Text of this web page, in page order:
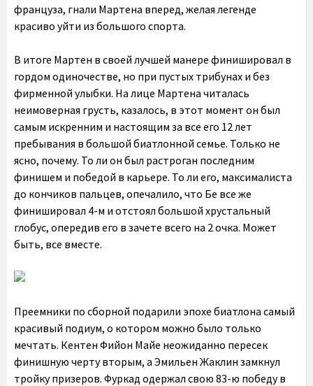
француза, гнали Мартена вперед, желая легенде
красиво уйти из большого спорта.
В итоге Мартен в своей лучшей манере финишировал в
гордом одиночестве, но при пустых трибунах и без
фирменной улыбки. На лице Мартена читалась
неимоверная грусть, казалось, в этот момент он был
самым искренним и настоящим за все его 12 лет
пребывания в большой биатлонной семье. Только не
ясно, почему. То ли он был растроган последним
финишем и победой в карьере. То ли его, максималиста
до кончиков пальцев, опечалило, что Бе все же
финишировал 4-м и отстоял большой хрустальный
глобус, опередив его в зачете всего на 2 очка. Может
быть, все вместе.
Преемники по сборной подарили эпохе биатлона самый
красивый подиум, о котором можно было только
мечтать. Кентен Фийон Майе неожиданно пересек
финишную черту вторым, а Эмильен Жаклин замкнул
тройку призеров. Фуркад одержал свою 83-ю победу в